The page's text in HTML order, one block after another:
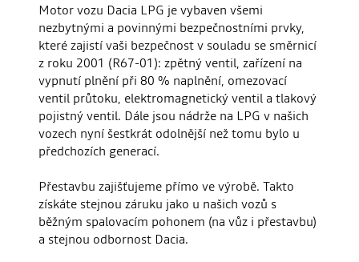
Motor vozu Dacia LPG je vybaven všemi
nezbytnými a povinnými bezpečnostními prvky,
které zajistí vaši bezpečnost v souladu se směrnicí
z roku 2001 (R67-01): zpětný ventil, zařízení na
vypnutí plnění při 80 % naplnění, omezovací
ventil průtoku, elektromagnetický ventil a tlakový
pojistný ventil. Dále jsou nádrže na LPG v našich
vozech nyní šestkrát odolnější než tomu bylo u
předchozích generací.
Přestavbu zajišťujeme přímo ve výrobě. Takto
získáte stejnou záruku jako u našich vozů s
běžným spalovacím pohonem (na vůz i přestavbu)
a stejnou odbornost Dacia.